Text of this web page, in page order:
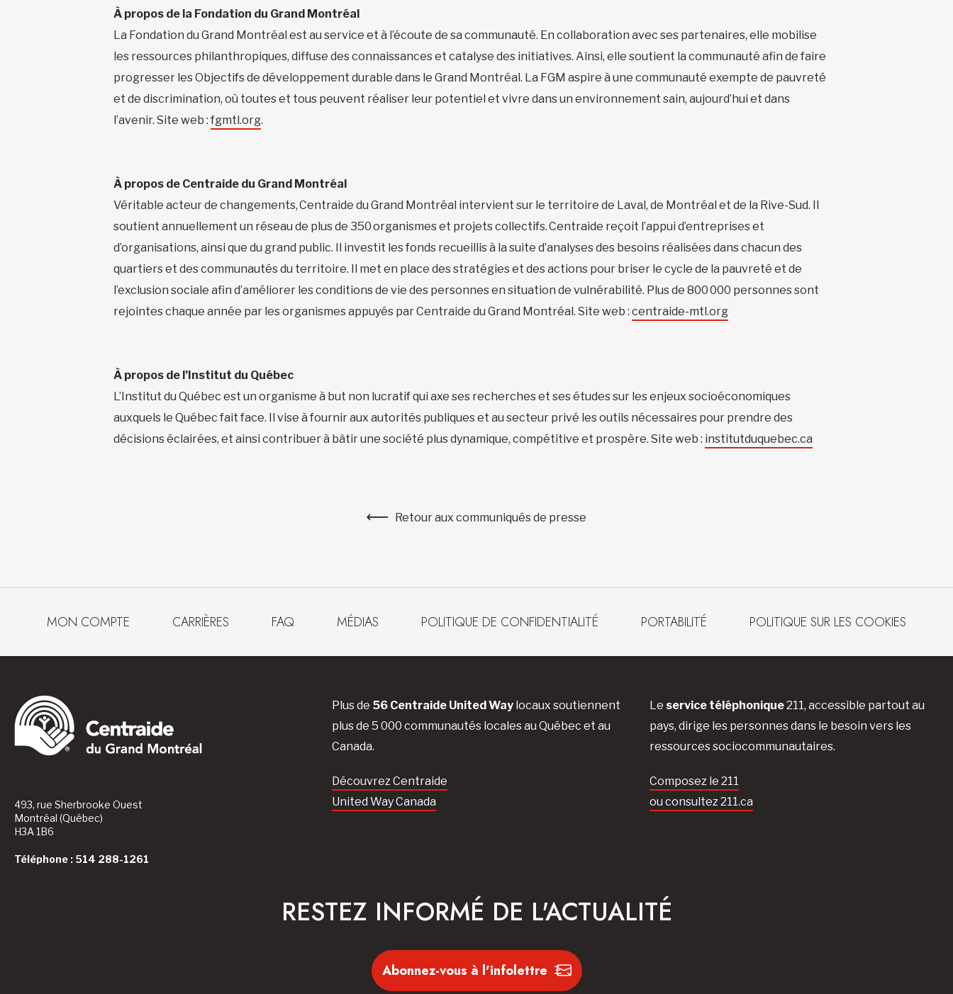
À propos de la Fondation du Grand Montréal
La Fondation du Grand Montréal est au service et à l’écoute de sa communauté. En collaboration avec ses partenaires, elle mobilise
les ressources philanthropiques, diffuse des connaissances et catalyse des initiatives. Ainsi, elle soutient la communauté afin de faire
progresser les Objectifs de développement durable dans le Grand Montréal. La FGM aspire à une communauté exempte de pauvreté
et de discrimination, où toutes et tous peuvent réaliser leur potentiel et vivre dans un environnement sain, aujourd’hui et dans
l’avenir. Site web : fgmtl.org.
À propos de Centraide du Grand Montréal
Véritable acteur de changements, Centraide du Grand Montréal intervient sur le territoire de Laval, de Montréal et de la Rive-Sud. Il
soutient annuellement un réseau de plus de 350 organismes et projets collectifs. Centraide reçoit l’appui d’entreprises et
d’organisations, ainsi que du grand public. Il investit les fonds recueillis à la suite d’analyses des besoins réalisées dans chacun des
quartiers et des communautés du territoire. Il met en place des stratégies et des actions pour briser le cycle de la pauvreté et de
l’exclusion sociale afin d’améliorer les conditions de vie des personnes en situation de vulnérabilité. Plus de 800 000 personnes sont
rejointes chaque année par les organismes appuyés par Centraide du Grand Montréal. Site web : centraide-mtl.org
À propos de l’Institut du Québec
L’Institut du Québec est un organisme à but non lucratif qui axe ses recherches et ses études sur les enjeux socioéconomiques
auxquels le Québec fait face. Il vise à fournir aux autorités publiques et au secteur privé les outils nécessaires pour prendre des
décisions éclairées, et ainsi contribuer à bâtir une société plus dynamique, compétitive et prospère. Site web : institutduquebec.ca
Retour aux communiqués de presse
MON COMPTE CARRIÈRES FAQ MÉDIAS POLITIQUE DE CONFIDENTIALITÉ PORTABILITÉ POLITIQUE SUR LES COOKIES
493, rue Sherbrooke Ouest
Montréal (Québec)
H3A 1B6
Téléphone : 514 288-1261
Plus de 56 Centraide United Waylocaux soutiennent
plus de 5 000 communautés locales au Québec et au
Canada.
Découvrez Centraide
United Way Canada
Le service téléphonique211, accessible partout au
pays, dirige les personnes dans le besoin vers les
ressources sociocommunautaires.
Composez le 211
ou consultez 211.ca
RESTEZ INFORMÉ DE L'ACTUALITÉ
Abonnez-vous à l'infolettre